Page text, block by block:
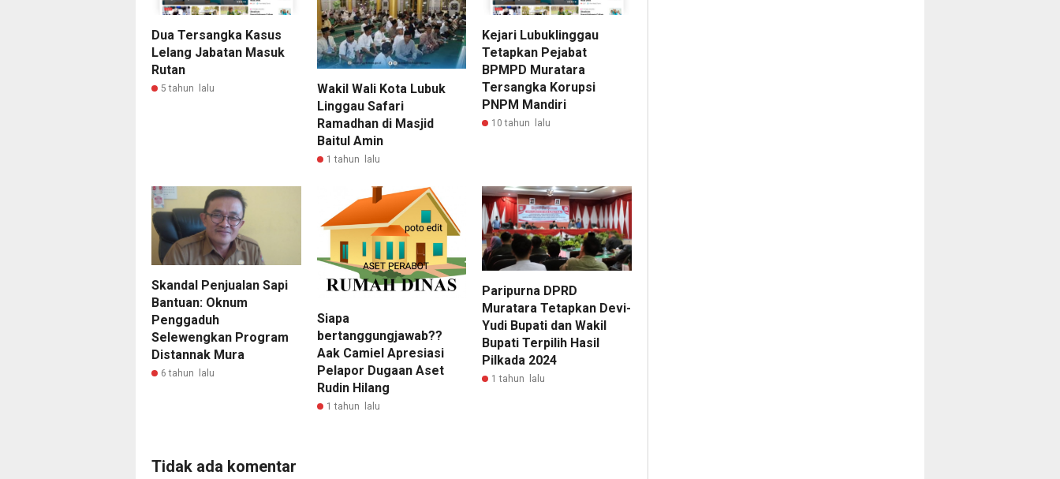
Dua Tersangka Kasus
Lelang Jabatan Masuk
Rutan
5 tahun lalu
Wakil Wali Kota Lubuk
Linggau Safari
Ramadhan di Masjid
Baitul Amin
1 tahun lalu
Kejari Lubuklinggau
Tetapkan Pejabat
BPMPD Muratara
Tersangka Korupsi
PNPM Mandiri
10 tahun lalu
Skandal Penjualan Sapi
Bantuan: Oknum
Penggaduh
Selewengkan Program
Distannak Mura
6 tahun lalu
Siapa
bertanggungjawab??
Aak Camiel Apresiasi
Pelapor Dugaan Aset
Rudin Hilang
1 tahun lalu
Paripurna DPRD
Muratara Tetapkan Devi-
Yudi Bupati dan Wakil
Bupati Terpilih Hasil
Pilkada 2024
1 tahun lalu
Tidak ada komentar